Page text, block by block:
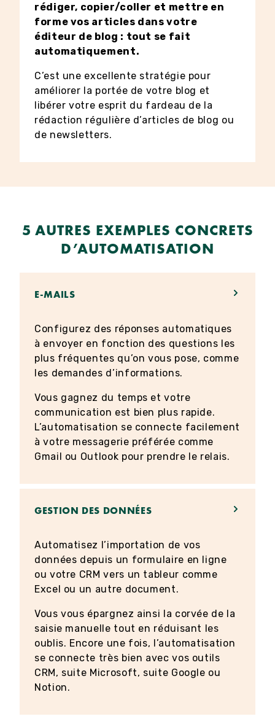
rédiger, copier/coller et mettre en
forme vos articles dans votre
éditeur de blog : tout se fait
automatiquement.
C’est une excellente stratégie pour
améliorer la portée de votre blog et
libérer votre esprit du fardeau de la
rédaction régulière d’articles de blog ou
de newsletters.
5 AUTRES EXEMPLES CONCRETS
D’AUTOMATISATION
E-MAILS
Configurez des réponses automatiques
à envoyer en fonction des questions les
plus fréquentes qu’on vous pose, comme
les demandes d’informations.
Vous gagnez du temps et votre
communication est bien plus rapide.
L’automatisation se connecte facilement
à votre messagerie préférée comme
Gmail ou Outlook pour prendre le relais.
GESTION DES DONNÉES
Automatisez l’importation de vos
données depuis un formulaire en ligne
ou votre CRM vers un tableur comme
Excel ou un autre document.
Vous vous épargnez ainsi la corvée de la
saisie manuelle tout en réduisant les
oublis. Encore une fois, l’automatisation
se connecte très bien avec vos outils
CRM, suite Microsoft, suite Google ou
Notion.